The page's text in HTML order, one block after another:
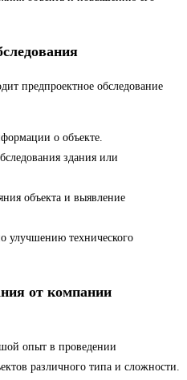
предпроектное обследование
о объекте.
здания или
объекта и выявление
улучшению технического
от компании
опыт в проведении
различного типа и сложности.